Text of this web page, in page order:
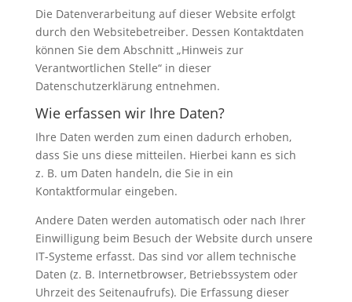
Die Datenverarbeitung auf dieser Website erfolgt
durch den Websitebetreiber. Dessen Kontaktdaten
können Sie dem Abschnitt „Hinweis zur
Verantwortlichen Stelle“ in dieser
Datenschutzerklärung entnehmen.
Wie erfassen wir Ihre Daten?
Ihre Daten werden zum einen dadurch erhoben,
dass Sie uns diese mitteilen. Hierbei kann es sich
z. B. um Daten handeln, die Sie in ein
Kontaktformular eingeben.
Andere Daten werden automatisch oder nach Ihrer
Einwilligung beim Besuch der Website durch unsere
IT-Systeme erfasst. Das sind vor allem technische
Daten (z. B. Internetbrowser, Betriebssystem oder
Uhrzeit des Seitenaufrufs). Die Erfassung dieser